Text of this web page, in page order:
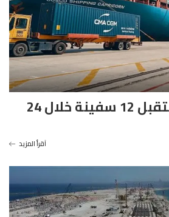
ميناء دمياط يستقبل 12 سفينة خلال 24
آقرأ المزيد